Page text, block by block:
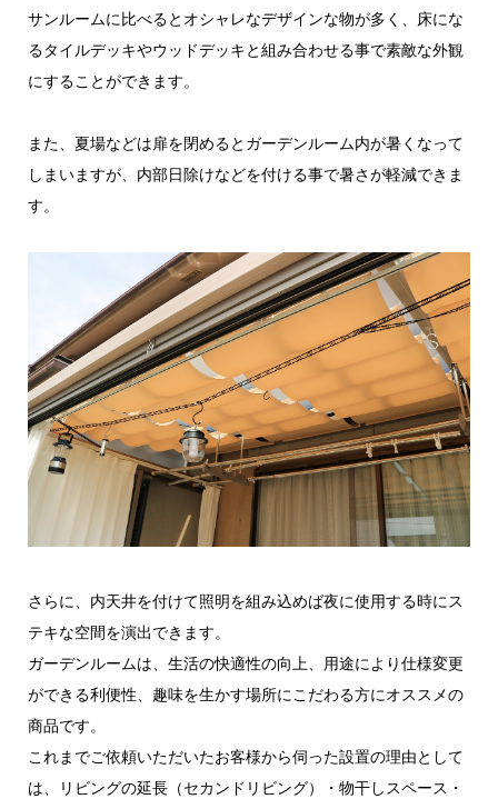
サンルームに比べるとオシャレなデザインな物が多く、床にな
るタイルデッキやウッドデッキと組み合わせる事で素敵な外観
にすることができます。
また、夏場などは扉を閉めるとガーデンルーム内が暑くなって
しまいますが、内部日除けなどを付ける事で暑さが軽減できま
す。
さらに、内天井を付けて照明を組み込めば夜に使用する時にス
テキな空間を演出できます。
ガーデンルームは、生活の快適性の向上、用途により仕様変更
ができる利便性、趣味を生かす場所にこだわる方にオススメの
商品です。
これまでご依頼いただいたお客様から伺った設置の理由として
は、リビングの延長（セカンドリビング）・物干しスペース・